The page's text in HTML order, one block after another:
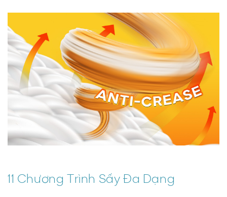
11 Chương Trình Sấy Đa Dạng